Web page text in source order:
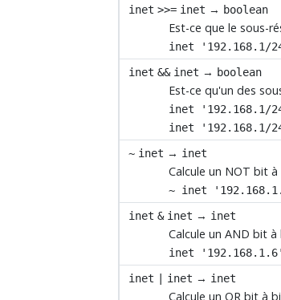
inet >>= inet → boolean
Est-ce que le sous-
inet '192.168.1/
inet && inet → boolean
Est-ce qu'un des
inet '192.168.1/
inet '192.168.1/
~ inet → inet
Calcule un NOT bit à
~ inet
inet & inet → inet
Calcule un AND bit à
inet
inet inet → inet
Calcule un OR bit à